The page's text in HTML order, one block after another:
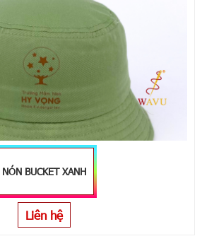
NÓN BUCKET XANH
Liên hệ